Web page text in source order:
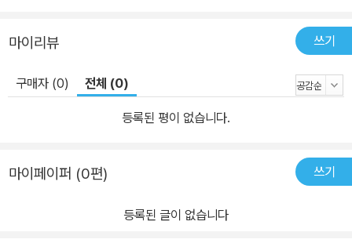
마이리뷰 쓰기
구매자 (0) 전체 (0)
등록된 평이 없습니다.
마이페이퍼 (0편) 쓰기
등록된 글이 없습니다